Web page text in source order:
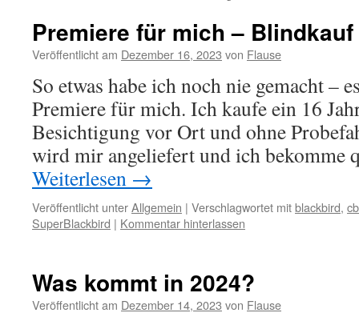
Premiere für mich –
Veröffentlicht am Dezember 16, 2023 von Flause
So etwas habe ich noch nie gemacht –
Premiere für mich. Ich kaufe ein 16
Besichtigung vor Ort und ohne
wird mir angeliefert und ich bekomme
Weiterlesen →
Veröffentlicht unterAllgemein | Verschlagwortet mitblackbird,
SuperBlackbird | Kommentar hinterlassen
Was kommt in 2024?
Veröffentlicht am Dezember 14, 2023 von Flause